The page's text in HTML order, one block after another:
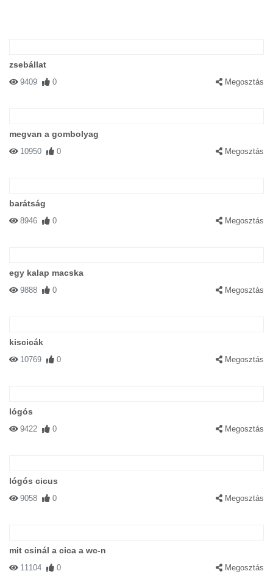
zsebállat
9409 0 Megosztás
megvan a gombolyag
10950 0 Megosztás
barátság
8946 0 Megosztás
egy kalap macska
9888 0 Megosztás
kiscicák
10769 0 Megosztás
lógós
9422 0 Megosztás
lógós cicus
9058 0 Megosztás
mit csinál a cica a wc-n
11104 0 Megosztás